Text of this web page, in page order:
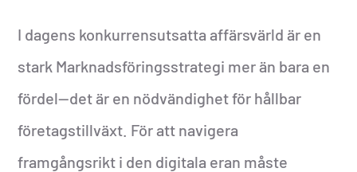
I dagens konkurrensutsatta affärsvärld är en
stark Marknadsföringsstrategi mer än bara en
fördel—det är en nödvändighet för hållbar
företagstillväxt. För att navigera
framgångsrikt i den digitala eran måste